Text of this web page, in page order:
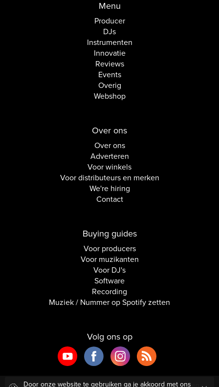
Door onze website te gebruiken ga je akkoord met ons
Menu
Producer
DJs
Instrumenten
Innovatie
Reviews
Events
Overig
Webshop
Over ons
Over ons
Adverteren
Voor winkels
Voor distributeurs en merken
We're hiring
Contact
Buying guides
Voor producers
Voor muzikanten
Voor DJ's
Software
Recording
Muziek / Nummer op Spotify zetten
Volg ons op
Copyright © 2026 Inside Audio. Alle rechten voorbehouden.